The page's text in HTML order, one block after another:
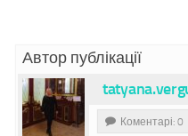
Автор публікації
Коментарі: 0